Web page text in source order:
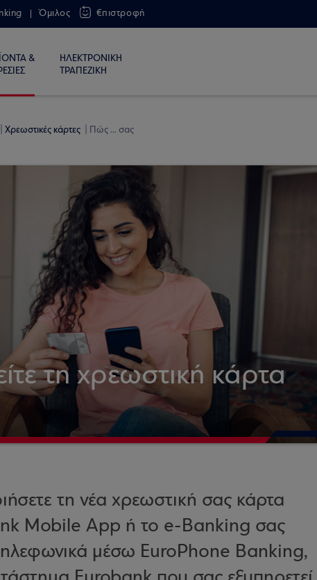
Όμιλος €πιστροφή
&
ΗΛΕΚΤΡΟΝΙΚΗ
ΤΡΑΠΕΖΙΚΗ
Χρεωστικές κάρτες Πώς ... σας
τη χρεωστική κάρτα
τη νέα χρεωστική σας κάρτα
Mobile App ή το e-Banking σας
μέσω EuroPhone Banking,